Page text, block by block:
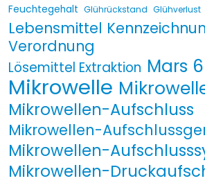
Feuchtegehalt Glührückstand Glühverlust
Lebensmittel
Verordnung
Lösemittel Extraktion Mars 6
Mikrowelle
Mikrowellen-Aufschluss
Mikrowellen-
Mikrowellen-
Mikrowellen-